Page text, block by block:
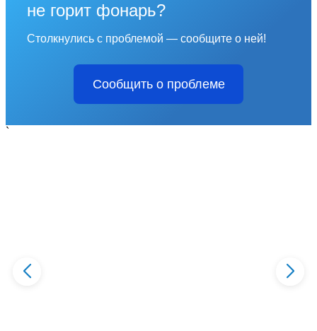
не горит фонарь?
Столкнулись с проблемой — сообщите о ней!
Сообщить о проблеме
`